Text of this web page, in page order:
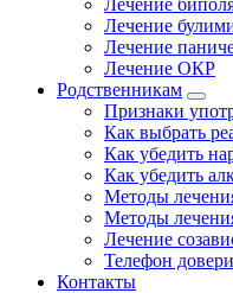
Лечение
Лечение
Лечение
Лечение ОКР
Родственникам
Признаки
Как выбрать
Как убедить
Как убедить
Методы
Методы
Лечение
Телефон
Контакты